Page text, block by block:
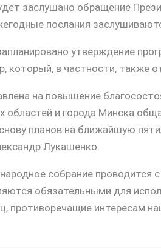
заслушано обращение
послания
утверждение
который, в частности, также
на повышение
областей и города Минска
планов на ближайшую
Лукашенко.
собрание проводится
обязательными для
противоречащие интересам